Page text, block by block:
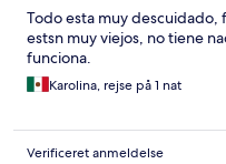
Todo esta muy descuidado,
estsn muy viejos, no tiene
funciona.
Karolina, rejse på 1 nat
Verificeret anmeldelse